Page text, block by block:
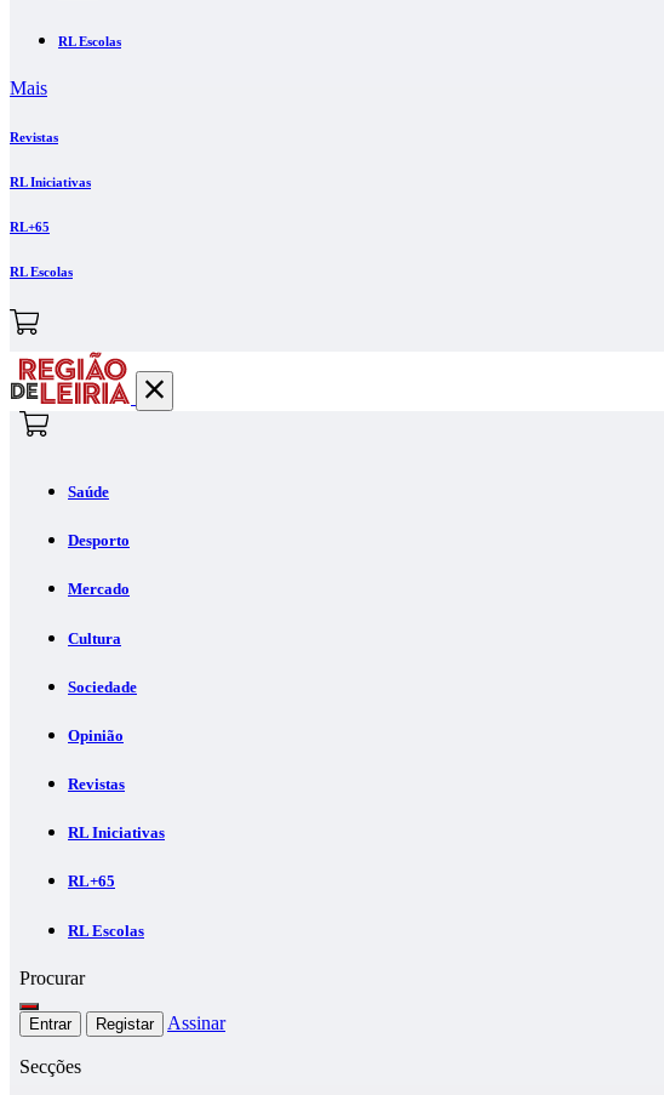
RL Escolas
Mais
Revistas
RL Iniciativas
RL+65
RL Escolas
Saúde
Desporto
Mercado
Cultura
Sociedade
Opinião
Revistas
RL Iniciativas
RL+65
RL Escolas
Procurar
Entrar Registar Assinar
Secções